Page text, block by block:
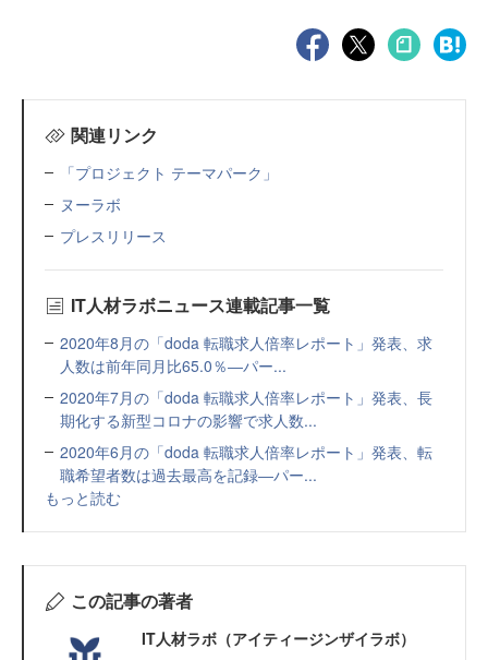
関連リンク
「プロジェクト テーマパーク」
ヌーラボ
プレスリリース
IT人材ラボニュース連載記事一覧
2020年8月の「doda 転職求人倍率レポート」発表、求
人数は前年同月比65.0％―パー...
2020年7月の「doda 転職求人倍率レポート」発表、長
期化する新型コロナの影響で求人数...
2020年6月の「doda 転職求人倍率レポート」発表、転
職希望者数は過去最高を記録―パー...
もっと読む
この記事の著者
IT人材ラボ（アイティージンザイラボ）